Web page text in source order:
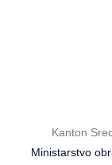
Kanton
Ministarstvo